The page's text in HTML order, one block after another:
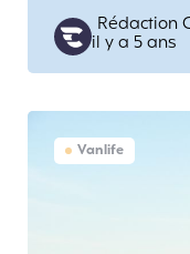
Posted
by
Rédaction
il y a 5 ans
Vanlife